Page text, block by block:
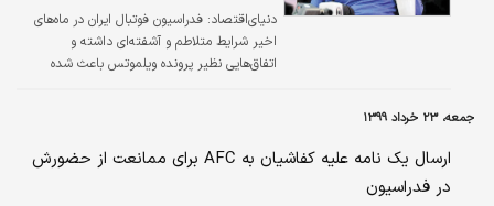
دنیای‌اقتصاد: فدراسیون فوتبال ایران در ماه‌های
اخیر شرایط متلاطم و آشفته‌ای داشته و
اتفاق‌هایی نظیر پرونده ویلموتس باعث شده
حیدر بهاروند با حفظ سمت ریاست سازمان لیگ،
وظایف سرپرستی فدراسیون را نیز برعهده دارد. اما
جمعه، ۲۳ خرداد ۱۳۹۹
ارسال یک نامه علیه کفاشیان به AFC برای ممانعت از حضورش
در فدراسیون